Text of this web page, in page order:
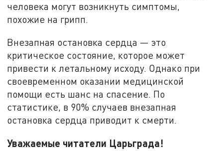
человека могут возникнуть симптомы,
похожие на грипп.
Внезапная остановка сердца — это
критическое состояние, которое может
привести к летальному исходу. Однако при
своевременном оказании медицинской
помощи есть шанс на спасение. По
статистике, в 90% случаев внезапная
остановка сердца приводит к смерти.
Уважаемые читатели Царьграда!